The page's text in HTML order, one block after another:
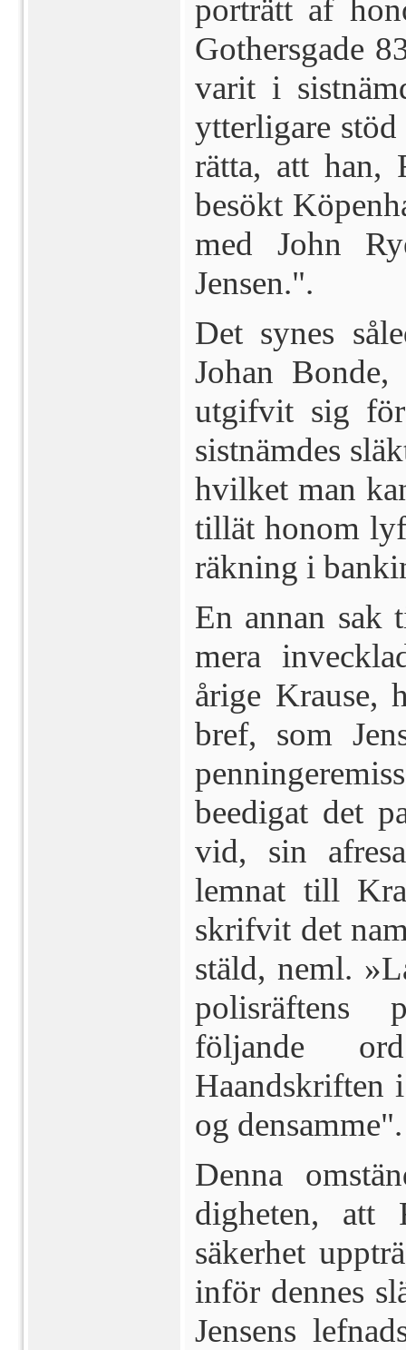
porträtt af
Gothersgade
varit i
ytterligare
rätta, att han,
besökt
med John
Jensen.".
Det synes
Johan
utgifvit sig
sistnämdes
hvilket man
tillät honom
räkning i
En annan sak
mera
årige Krause,
bref, som
beedigat det
vid, sin
lemnat till
skrifvit det
stäld, neml.
polisräftens
följande
Haandskriften
og den­samme".
Denna
digheten, att
säkerhet
inför dennes
Jensens